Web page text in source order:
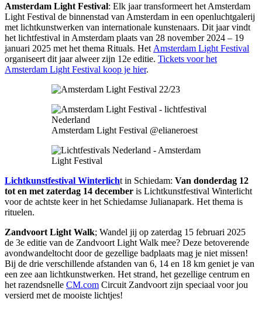
Amsterdam Light Festival: Elk jaar transformeert het Amsterdam
Light Festival de binnenstad van Amsterdam in een openluchtgalerij
met lichtkunstwerken van internationale kunstenaars. Dit jaar vindt
het lichtfestival in Amsterdam plaats van 28 november 2024 – 19
januari 2025 met het thema Rituals. Het Amsterdam Light Festival
organiseert dit jaar alweer zijn 12e editie. Tickets voor het
Amsterdam Light Festival koop je hier.
Amsterdam Light Festival @elianeroest
Lichtkunstfestival Winterlicht in Schiedam: Van donderdag 12
tot en met zaterdag 14 december is Lichtkunstfestival Winterlicht
voor de achtste keer in het Schiedamse Julianapark. Het thema is
rituelen.
Zandvoort Light Walk; Wandel jij op zaterdag 15 februari 2025
de 3e editie van de Zandvoort Light Walk mee? Deze betoverende
avondwandeltocht door de gezellige badplaats mag je niet missen!
Bij de drie verschillende afstanden van 6, 14 en 18 km geniet je van
een zee aan lichtkunstwerken. Het strand, het gezellige centrum en
het razendsnelle CM.com Circuit Zandvoort zijn speciaal voor jou
versierd met de mooiste lichtjes!